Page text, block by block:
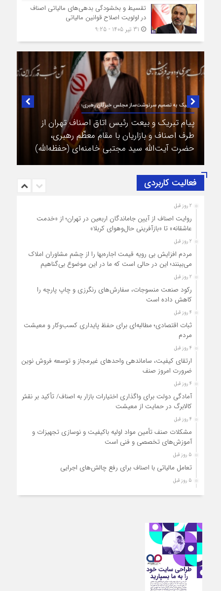
تقسیط و بخشودگی بدهی‌های مالیاتی اصناف
در اولویت اصلاح قوانین مالیاتی
در لبیک به تصمیم سرنوشت‌ساز مجلس خبرگان رهبری؛
پیام تبریک و بیعت رئیس اتاق اصناف تهران از
طرف اصناف و بازاریان با مقام معظّم رهبری،
حضرت آیت‌الله سید مجتبی خامنه‌ای (حفظه‌الله)
فعالیت کاربردی
2 روز قبل
روایت اصناف از آیین جاماندگان اربعین در تهران؛ از «خدمت
عاشقانه» تا «بازآفرینی حال‌وهوای کربلا»
2 روز قبل
مردم افزایش بی رویه قیمت اجاره‌بها را از چشم مشاوران املاک
می‌بینند؛ این در حالی است که ما در این موضوع بی‌گناهیم
2 روز قبل
رکود صنعت منسوجات، سفارش‌های رنگرزی و چاپ پارچه را
کاهش داده است
4 روز قبل
ثبات اقتصادی؛ مطالبه‌ای برای حفظ پایداری کسب‌وکار و معیشت
مردم
4 روز قبل
ارتقای کیفیت، ساماندهی واحدهای غیرمجاز و توسعه فروش نوین،
ضرورت امروز صنف
4 روز قبل
آمادگی دولت برای واگذاری اختیارات بازار به اصناف/ تأکید بر نقش
کالابرگ در حمایت از معیشت
4 روز قبل
مشکلات صنف تأمین مواد اولیه باکیفیت و نوسازی تجهیزات و
آموزش‌های تخصصی و فنی است
5 روز قبل
تعامل مالیاتی با اصناف برای رفع چالش‌های اجرایی
5 روز قبل
توجه به دغدغه های اصناف، کلید حل مشکلات اقتصادی کشور
واحدهای مجاز انجام شود